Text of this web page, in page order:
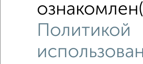
Политикой